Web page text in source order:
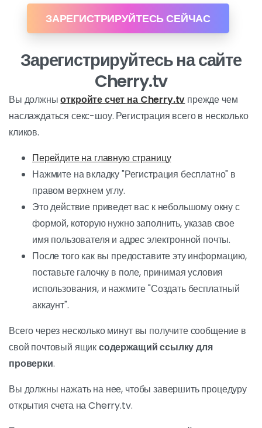
ЗАРЕГИСТРИРУЙТЕСЬ СЕЙЧАС
Зарегистрируйтесь на сайте
Cherry.tv
Вы должныоткройте счет на Cherry.tv прежде чем
наслаждаться секс-шоу. Регистрация всего в несколько
кликов.
Перейдите на главную страницу
Нажмите на вкладку "Регистрация бесплатно" в
правом верхнем углу.
Это действие приведет вас к небольшому окну с
формой, которую нужно заполнить, указав свое
имя пользователя и адрес электронной почты.
После того как вы предоставите эту информацию,
поставьте галочку в поле, принимая условия
использования, и нажмите "Создать бесплатный
аккаунт".
Всего через несколько минут вы получите сообщение в
свой почтовый ящиксодержащий ссылку для
проверки.
Вы должны нажать на нее, чтобы завершить процедуру
открытия счета на Cherry.tv.